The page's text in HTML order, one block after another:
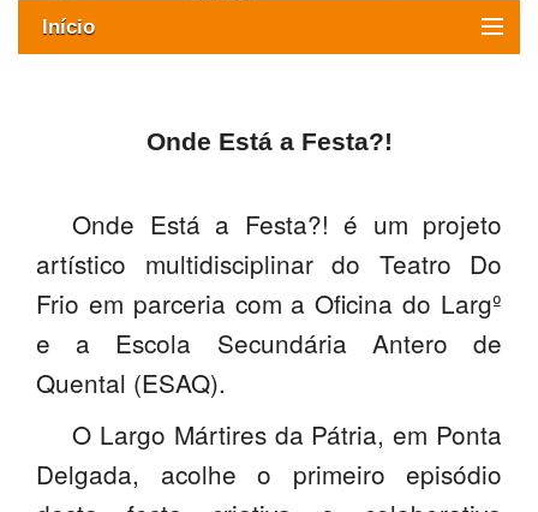
Início
Oferta formativa
ESAQ sem Bullying
Clubes Escolares
Matrículas
ma ESAQ
@parlamentodosjovens_esaq
Onde Está a Festa?!
Onde Está a Festa?! é um projeto
artístico multidisciplinar do Teatro Do
Frio em parceria com a Oficina do Largº
e a Escola Secundária Antero de
Quental (ESAQ).
O Largo Mártires da Pátria, em Ponta
Delgada, acolhe o primeiro episódio